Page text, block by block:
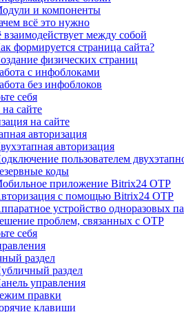
и компоненты
всё это нужно
взаимодействует между собой
формируется страница сайта?
физических страниц
с инфоблоками
без инфоблоков
себя
сайте
на сайте
авторизация
авторизация
пользователем
коды
приложение Bitrix24 OTP
с помощью Bitrix24 OTP
устройство одноразовых
проблем, связанных с OTP
себя
раздел
раздел
управления
правки
клавиши